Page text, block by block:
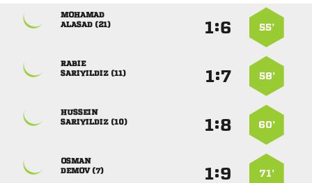
55’
:

 
58’
:

 
60’
:

 
71’
:

 